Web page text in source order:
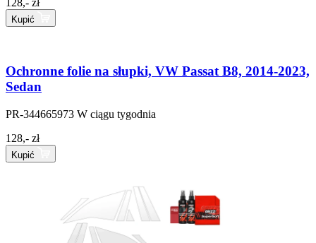
Kupić
Ochronne folie na słupki, VW Passat B8, 2014-2023,
Sedan
PR-344665973 W ciągu tygodnia
128,- zł
Kupić